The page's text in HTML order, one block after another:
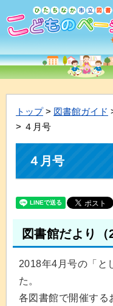
トップ> 図書館ガイド
> ４月号
４月号
図書館だより（
2018年4月号の「と
た。
各図書館で開催する